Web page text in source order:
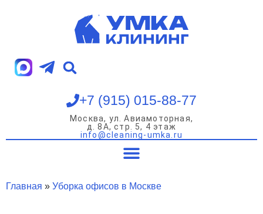
+7 (915) 015-88-77
Москва, ул. Авиамоторная,
д. 8А, стр. 5, 4 этаж
info@cleaning-umka.ru
Главная » Уборка офисов в Москве